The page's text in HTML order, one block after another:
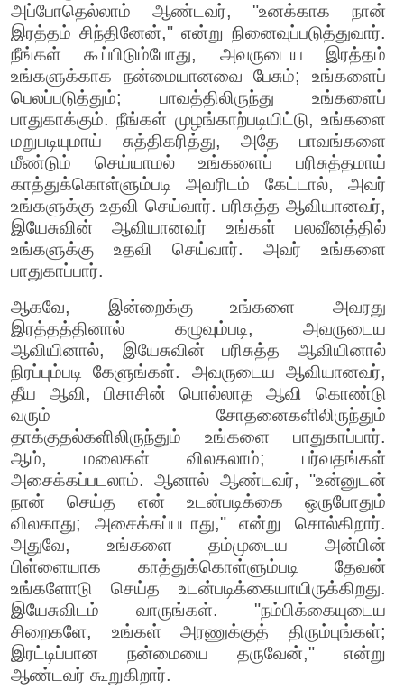
அப்போதெல்லாம் ஆண்டவர், "உனக்காக நான்
இரத்தம் சிந்தினேன்," என்று நினைவுப்படுத்துவார்.
நீங்கள் கூப்பிடும்போது, அவருடைய இரத்தம்
உங்களுக்காக நன்மையானவை பேசும்; உங்களைப்
பெலப்படுத்தும்; பாவத்திலிருந்து உங்களைப்
பாதுகாக்கும். நீங்கள் முழங்காற்படியிட்டு, உங்களை
மறுபடியுமாய் சுத்திகரித்து, அதே பாவங்களை
மீண்டும் செய்யாமல் உங்களைப் பரிசுத்தமாய்
காத்துக்கொள்ளும்படி அவரிடம் கேட்டால், அவர்
உங்களுக்கு உதவி செய்வார். பரிசுத்த ஆவியானவர்,
இயேசுவின் ஆவியானவர் உங்கள் பலவீனத்தில்
உங்களுக்கு உதவி செய்வார். அவர் உங்களை
பாதுகாப்பார்.
ஆகவே, இன்றைக்கு உங்களை அவரது
இரத்தத்தினால் கழுவும்படி, அவருடைய
ஆவியினால், இயேசுவின் பரிசுத்த ஆவியினால்
நிரப்பும்படி கேளுங்கள். அவருடைய ஆவியானவர்,
தீய ஆவி, பிசாசின் பொல்லாத ஆவி கொண்டு
வரும் சோதனைகளிலிருந்தும்
தாக்குதல்களிலிருந்தும் உங்களை பாதுகாப்பார்.
ஆம், மலைகள் விலகலாம்; பர்வதங்கள்
அசைக்கப்படலாம். ஆனால் ஆண்டவர், "உன்னுடன்
நான் செய்த என் உடன்படிக்கை ஒருபோதும்
விலகாது; அசைக்கப்படாது," என்று சொல்கிறார்.
அதுவே, உங்களை தம்முடைய அன்பின்
பிள்ளையாக காத்துக்கொள்ளும்படி தேவன்
உங்களோடு செய்த உடன்படிக்கையாயிருக்கிறது.
இயேசுவிடம் வாருங்கள். "நம்பிக்கையுடைய
சிறைகளே, உங்கள் அரணுக்குத் திரும்புங்கள்;
இரட்டிப்பான நன்மையை தருவேன்," என்று
ஆண்டவர் கூறுகிறார்.